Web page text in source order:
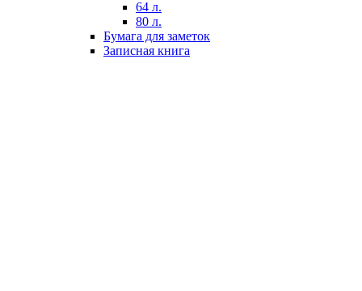
64 л.
80 л.
Бумага для заметок
Записная книга